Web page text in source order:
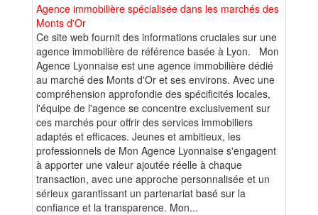
Agence immobilière spécialisée dans les marchés des
Monts d'Or
Ce site web fournit des informations cruciales sur une
agence immobilière de référence basée à Lyon. Mon
Agence Lyonnaise est une agence immobilière dédié
au marché des Monts d'Or et ses environs. Avec une
compréhension approfondie des spécificités locales,
l'équipe de l'agence se concentre exclusivement sur
ces marchés pour offrir des services immobiliers
adaptés et efficaces. Jeunes et ambitieux, les
professionnels de Mon Agence Lyonnaise s'engagent
à apporter une valeur ajoutée réelle à chaque
transaction, avec une approche personnalisée et un
sérieux garantissant un partenariat basé sur la
confiance et la transparence. Mon...